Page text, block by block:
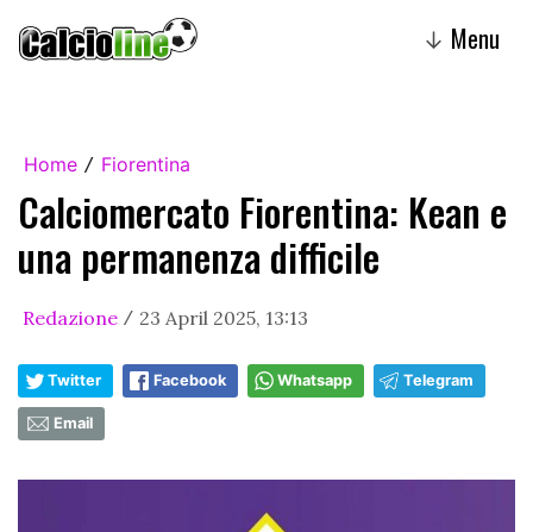
↓ Menu
Home / Fiorentina
Calciomercato Fiorentina: Kean e
una permanenza difficile
Redazione / 23 April 2025, 13:13
Twitter Facebook Whatsapp Telegram
Email